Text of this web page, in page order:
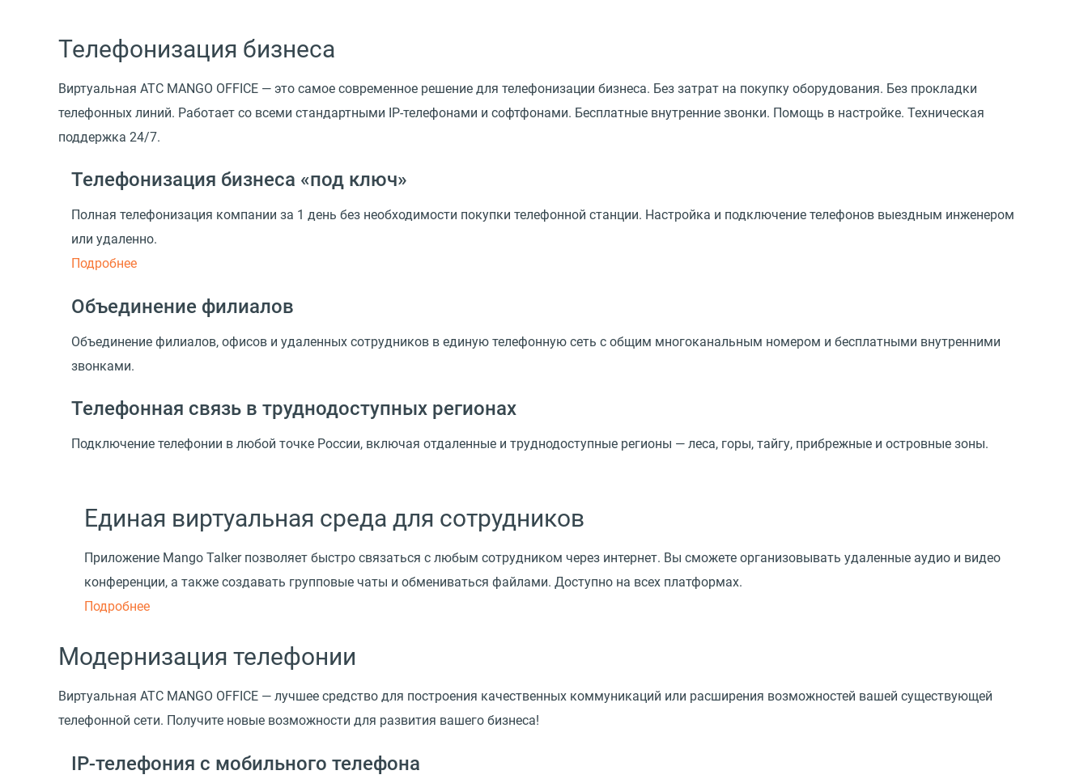
Телефонизация бизнеса
Виртуальная АТС MANGO OFFICE — это самое современное решение для телефонизации бизнеса. Без затрат на покупку оборудования. Без прокладки
телефонных линий. Работает со всеми стандартными IP-телефонами и софтфонами. Бесплатные внутренние звонки. Помощь в настройке. Техническая
поддержка 24/7.
Телефонизация бизнеса «под ключ»
Полная телефонизация компании за 1 день без необходимости покупки телефонной станции. Настройка и подключение телефонов выездным инженером
или удаленно.
Подробнее
Объединение филиалов
Объединение филиалов, офисов и удаленных сотрудников в единую телефонную сеть с общим многоканальным номером и бесплатными внутренними
звонками.
Телефонная связь в труднодоступных регионах
Подключение телефонии в любой точке России, включая отдаленные и труднодоступные регионы — леса, горы, тайгу, прибрежные и островные зоны.
Единая виртуальная среда для сотрудников
Приложение Mango Talker позволяет быстро связаться с любым сотрудником через интернет. Вы сможете организовывать удаленные аудио и видео
конференции, а также создавать групповые чаты и обмениваться файлами. Доступно на всех платформах.
Подробнее
Модернизация телефонии
Виртуальная АТС MANGO OFFICE — лучшее средство для построения качественных коммуникаций или расширения возможностей вашей существующей
телефонной сети. Получите новые возможности для развития вашего бизнеса!
IP-телефония с мобильного телефона